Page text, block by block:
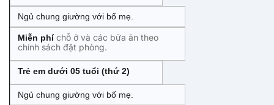
Ngủ chung giường với bố mẹ.
Miễn phíchỗ ở và các bữa ăn theo
chính sách đặt phòng.
Trẻ em dưới 05 tuổi (thứ 2)
Ngủ chung giường với bố mẹ.